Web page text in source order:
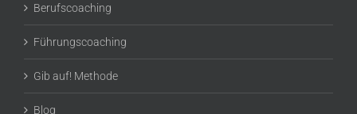
Berufscoaching
Führungscoaching
Gib auf! Methode
Blog